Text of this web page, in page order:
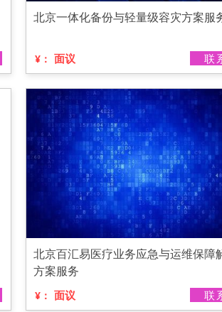
北京一体化备份与轻量级容灾方案服
¥： 面议 联
北京百汇易医疗业务应急与运维保障
方案服务
¥： 面议 联